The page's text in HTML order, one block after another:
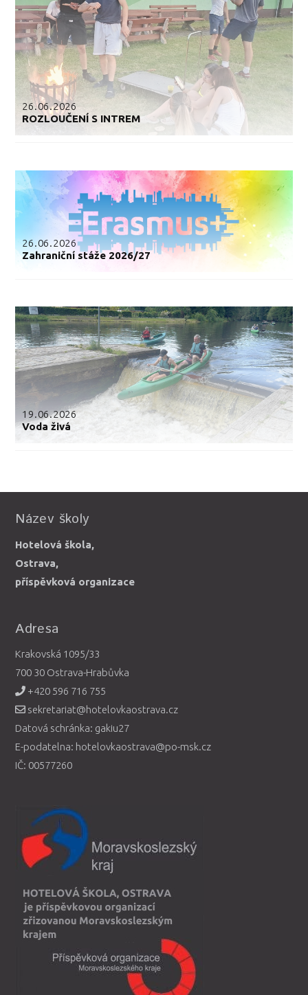
26.06.2026
ROZLOUČENÍ S INTREM
26.06.2026
Zahraniční stáže 2026/27
19.06.2026
Voda živá
Název školy
Hotelová škola,
Ostrava,
příspěvková organizace
Adresa
Krakovská 1095/33
700 30 Ostrava-Hrabůvka
+420 596 716 755
sekretariat@hotelovkaostrava.cz
Datová schránka: gakiu27
E-podatelna: hotelovkaostrava@po-msk.cz
IČ: 00577260